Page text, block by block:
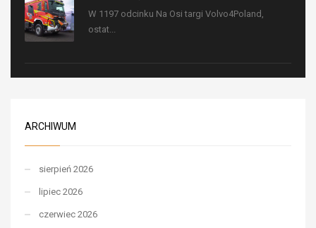
W 1197 odcinku Na Osi targi Volvo4Poland,
ostat...
ARCHIWUM
sierpień 2026
lipiec 2026
czerwiec 2026